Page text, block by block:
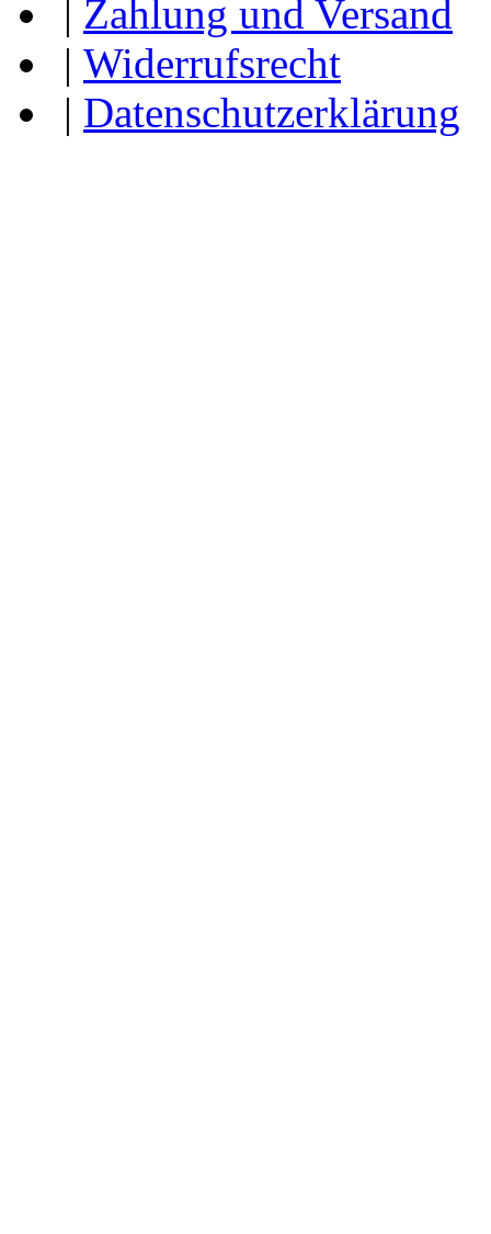
Zahlung und Versand
| Widerrufsrecht
| Datenschutzerklärung